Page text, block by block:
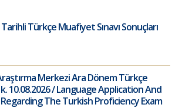
Türkçe Muafiyet Sınavı Sonuçları
Merkezi Ara Dönem Türkçe
10.08.2026 / Language Application And
The Turkish Proficiency Exam